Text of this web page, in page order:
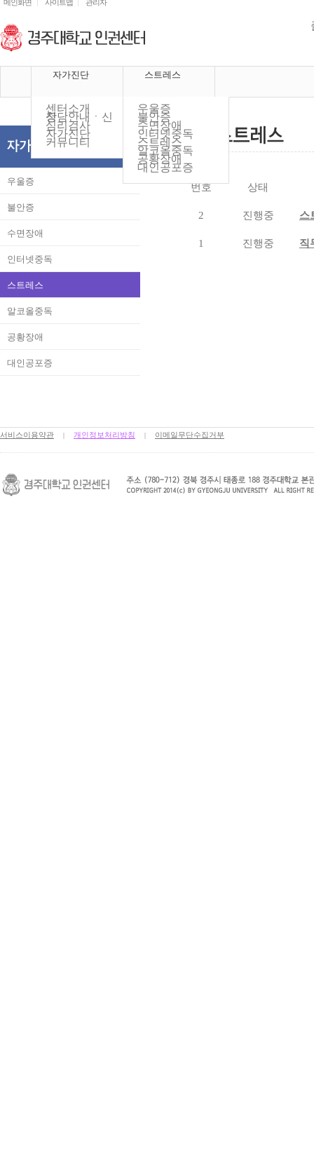
메인화면 사이트맵 관리자
자가진단
센터소개
상담안내ㆍ신청
심리검사
자가진단
커뮤니티
스트레스
우울증
불안증
수면장애
인터넷중독
스트레스
알코올중독
공황장애
대인공포증
우울증
불안증
수면장애
인터넷중독
스트레스
알코올중독
공황장애
대인공포증
번호 상태
2 진행중 스
1 진행중 직
서비스이용약관 | 개인정보처리방침 | 이메일무단수집거부